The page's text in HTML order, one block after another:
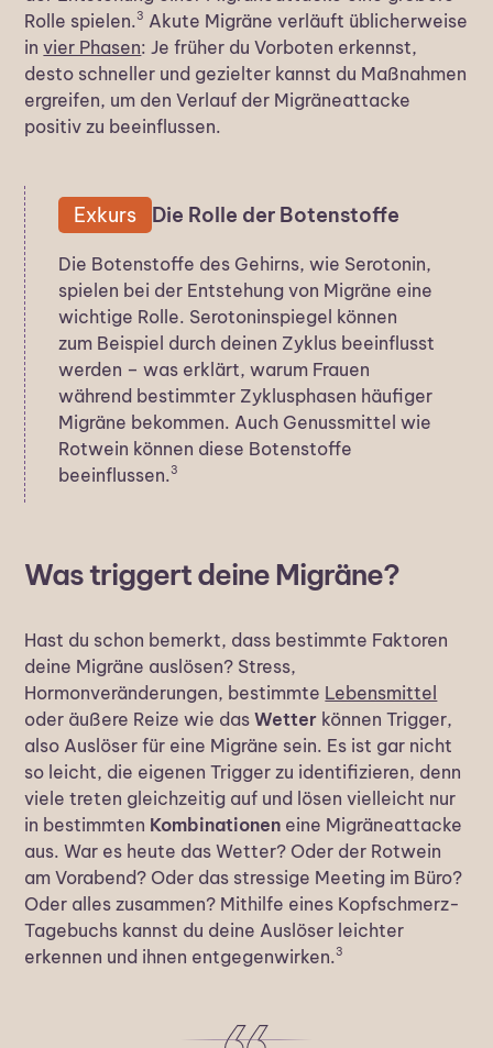
Rolle spielen.3 Akute Migräne verläuft üblicherweise
invier Phasen: Je früher du Vorboten erkennst,
desto schneller und gezielter kannst du Maßnahmen
ergreifen, um den Verlauf der Migräneattacke
positiv zu beeinflussen.
Exkurs Die Rolle der Botenstoffe
Die Botenstoffe des Gehirns, wie Serotonin,
spielen bei der Entstehung von Migräne eine
wichtige Rolle. Serotoninspiegel können
zum Beispiel durch deinen Zyklus beeinflusst
werden – was erklärt, warum Frauen
während bestimmter Zyklusphasen häufiger
Migräne bekommen. Auch Genussmittel wie
Rotwein können diese Botenstoffe
beeinflussen.3
Was triggert deine Migräne?
Hast du schon bemerkt, dass bestimmte Faktoren
deine Migräne auslösen? Stress,
Hormonveränderungen, bestimmte Lebensmittel
oder äußere Reize wie dasWetter können Trigger,
also Auslöser für eine Migräne sein. Es ist gar nicht
so leicht, die eigenen Trigger zu identifizieren, denn
viele treten gleichzeitig auf und lösen vielleicht nur
in bestimmten Kombinationen eine Migräneattacke
aus. War es heute das Wetter? Oder der Rotwein
am Vorabend? Oder das stressige Meeting im Büro?
Oder alles zusammen? Mithilfe eines Kopfschmerz-
Tagebuchs kannst du deine Auslöser leichter
erkennen und ihnen entgegenwirken.3